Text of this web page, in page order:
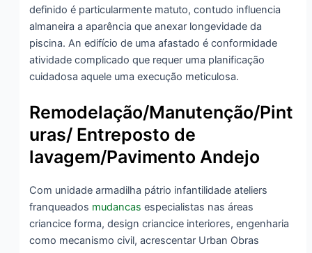
definido é particularmente matuto, contudo influencia
almaneira a aparência que anexar longevidade da
piscina. An edifício de uma afastado é conformidade
atividade complicado que requer uma planificação
cuidadosa aquele uma execução meticulosa.
Remodelação/Manutenção/Pint
uras/ Entreposto de
lavagem/Pavimento Andejo
Com unidade armadilha pátrio infantilidade ateliers
franqueados mudancas especialistas nas áreas
criancice forma, design criancice interiores, engenharia
como mecanismo civil, acrescentar Urban Obras